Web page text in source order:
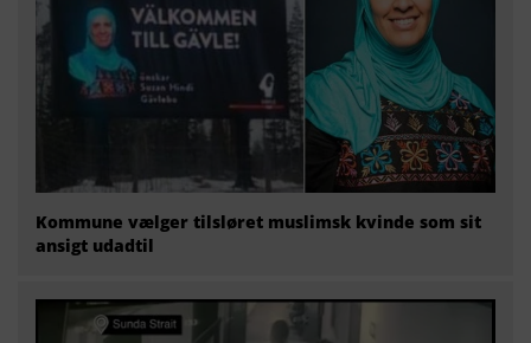
Kommune vælger tilsløret muslimsk kvinde som sit
ansigt udadtil